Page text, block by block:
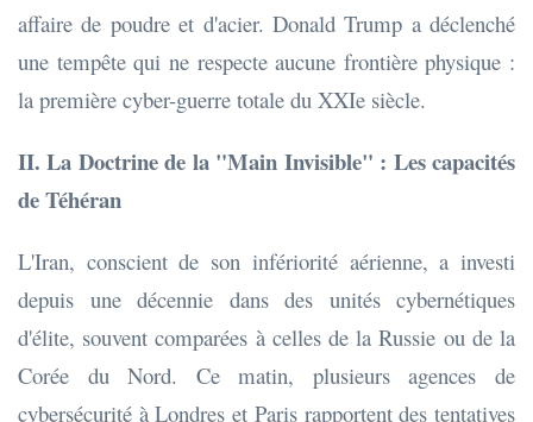
affaire de poudre et d'acier. Donald Trump a déclenché
une tempête qui ne respecte aucune frontière physique :
la première cyber-guerre totale du XXIe siècle.
II. La Doctrine de la "Main Invisible" : Les capacités
de Téhéran
L'Iran, conscient de son infériorité aérienne, a investi
depuis une décennie dans des unités cybernétiques
d'élite, souvent comparées à celles de la Russie ou de la
Corée du Nord. Ce matin, plusieurs agences de
cybersécurité à Londres et Paris rapportent des tentatives